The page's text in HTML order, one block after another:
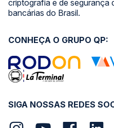
criptografia e de segurança
bancárias do Brasil.
SIGA NOSSAS REDES
CONHEÇA O GRUPO QP: